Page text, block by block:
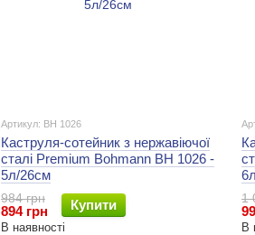
Артикул: BH 1026
Каструля-сотейник з нержавіючої
сталі Premium Bohmann BH 1026 -
5л/26см
984 грн
894 грн Купити
В наявності
1
В